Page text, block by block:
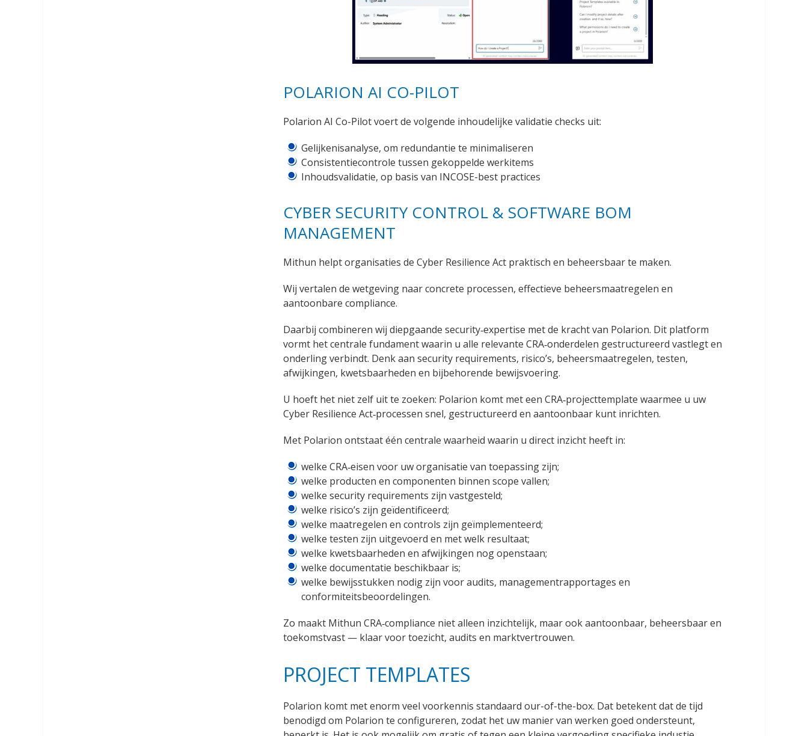
POLARION AI CO-PILOT
Polarion AI Co-Pilot voert de volgende inhoudelijke validatie checks uit:
Gelijkenisanalyse, om redundantie te minimaliseren
Consistentiecontrole tussen gekoppelde werkitems
Inhoudsvalidatie, op basis van INCOSE-best practices
CYBER SECURITY CONTROL & SOFTWARE BOM
MANAGEMENT
Mithun helpt organisaties de Cyber Resilience Act praktisch en beheersbaar te maken.
Wij vertalen de wetgeving naar concrete processen, effectieve beheersmaatregelen en
aantoonbare compliance.
Daarbij combineren wij diepgaande security‑expertise met de kracht van Polarion. Dit platform
vormt het centrale fundament waarin u alle relevante CRA‑onderdelen gestructureerd vastlegt en
onderling verbindt. Denk aan security requirements, risico’s, beheersmaatregelen, testen,
afwijkingen, kwetsbaarheden en bijbehorende bewijsvoering.
U hoeft het niet zelf uit te zoeken: Polarion komt met een CRA‑projecttemplate waarmee u uw
Cyber Resilience Act‑processen snel, gestructureerd en aantoonbaar kunt inrichten.
Met Polarion ontstaat één centrale waarheid waarin u direct inzicht heeft in:
welke CRA‑eisen voor uw organisatie van toepassing zijn;
welke producten en componenten binnen scope vallen;
welke security requirements zijn vastgesteld;
welke risico’s zijn geïdentificeerd;
welke maatregelen en controls zijn geïmplementeerd;
welke testen zijn uitgevoerd en met welk resultaat;
welke kwetsbaarheden en afwijkingen nog openstaan;
welke documentatie beschikbaar is;
welke bewijsstukken nodig zijn voor audits, managementrapportages en
conformiteitsbeoordelingen.
Zo maakt Mithun CRA‑compliance niet alleen inzichtelijk, maar ook aantoonbaar, beheersbaar en
toekomstvast — klaar voor toezicht, audits en marktvertrouwen.
PROJECT TEMPLATES
Polarion komt met enorm veel voorkennis standaard our-of-the-box. Dat betekent dat de tijd
benodigd om Polarion te configureren, zodat het uw manier van werken goed ondersteunt,